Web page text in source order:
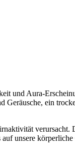
und Aura-
Geräusche, ein
verursacht.
unsere körperliche